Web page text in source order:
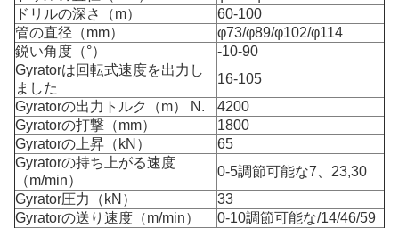
ドリルの深さ（m）
60-100
管の直径（mm）
φ73/φ89/φ102/φ114
鋭い角度（°）
-10-90
Gyratorは回転式速度を出力し
ました
16-105
Gyratorの出力トルク（m） N.
4200
Gyratorの打撃（mm）
1800
Gyratorの上昇（kN）
65
Gyratorの持ち上がる速度
（m/min）
0-5調節可能な7、23,30
Gyrator圧力（kN）
33
Gyratorの送り速度（m/min）
0-10調節可能な/14/46/59